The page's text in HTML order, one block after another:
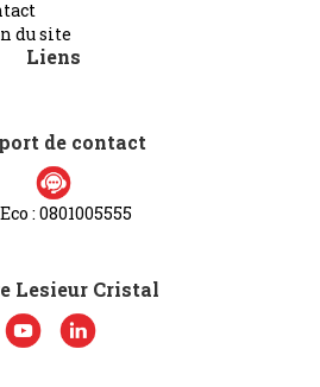
du site
Liens
de contact
: 0801005555
Lesieur Cristal